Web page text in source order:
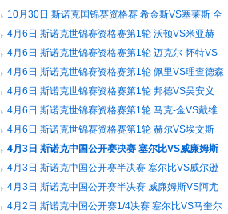
10月30日 斯诺克国锦赛资格赛 希金斯VS塞莱斯 全
场录像
4月6日 斯诺克世锦赛资格赛第1轮 沃顿VS米亚赫
全场录像
4月6日 斯诺克世锦赛资格赛第1轮 迈克尔-怀特VS
梅赫塔 全场录像
4月6日 斯诺克世锦赛资格赛第1轮 佩里VS理查德森
全场录像
4月6日 斯诺克世锦赛资格赛第1轮 邦德VS吴安义
全场录像
4月6日 斯诺克世锦赛资格赛第1轮 马克-金VS戴维
森 全场录像
4月6日 斯诺克世锦赛资格赛第1轮 赫尔VS埃文斯
全场录像
4月3日 斯诺克中国公开赛决赛 塞尔比VS威廉姆斯
全场录像
4月3日 斯诺克中国公开赛半决赛 塞尔比VS威尔逊
全场录像
4月3日 斯诺克中国公开赛半决赛 威廉姆斯VS阿尤
里 全场录像
4月2日 斯诺克中国公开赛1/4决赛 塞尔比VS马奎尔